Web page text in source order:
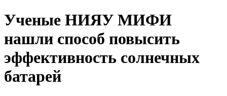
Ученые НИЯУ МИФИ
нашли способ повысить
эффективность солнечных
батарей